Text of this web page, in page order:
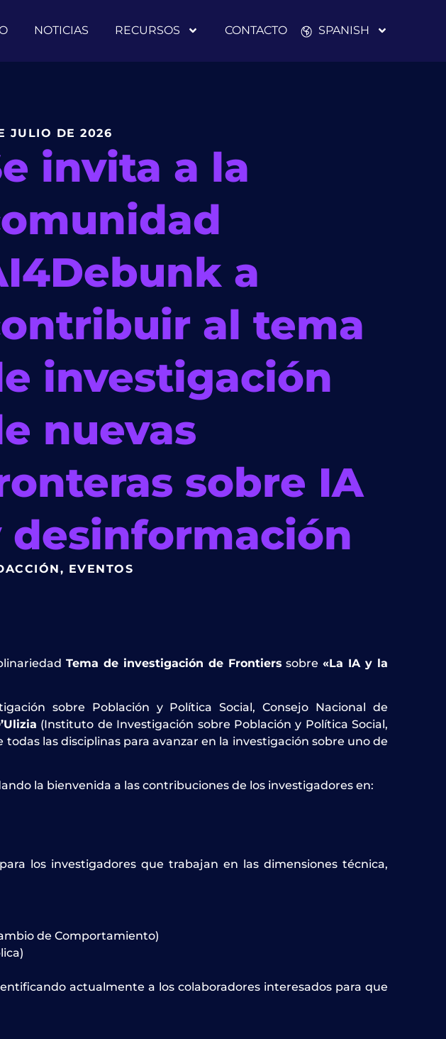
NOTICIAS RECURSOS CONTACTO SPANISH
JULIO DE 2026
invita a la
a
al tema
investigación
nuevas
sobre IA
desinformación
, EVENTOS
Tema de investigación de Frontiers sobre«La IA y la
sobre Población y Política Social, Consejo Nacional de
(Instituto de Investigación sobre Población y Política Social,
las disciplinas para avanzar en la investigación sobre uno de
la bienvenida a las contribuciones de los investigadores en:
los investigadores que trabajan en las dimensiones técnica,
de Comportamiento)
actualmente a los colaboradores interesados para que